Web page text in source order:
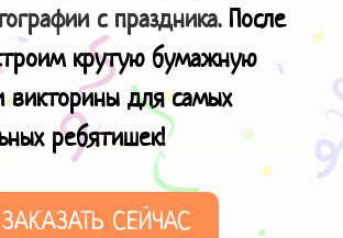
с праздника. После
крутую бумажную
викторины для самых
ребятишек!
ЗАКАЗАТЬ СЕЙЧАС